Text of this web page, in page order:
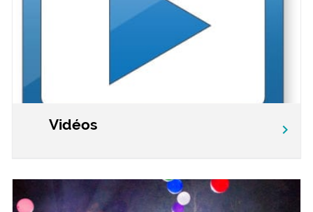
Vidéos chevron_right